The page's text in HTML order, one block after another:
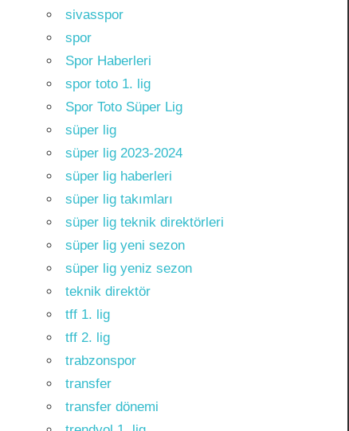
sivasspor
spor
Spor Haberleri
spor toto 1. lig
Spor Toto Süper Lig
süper lig
süper lig 2023-2024
süper lig haberleri
süper lig takımları
süper lig teknik direktörleri
süper lig yeni sezon
süper lig yeniz sezon
teknik direktör
tff 1. lig
tff 2. lig
trabzonspor
transfer
transfer dönemi